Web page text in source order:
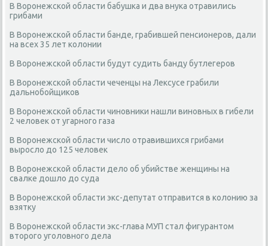
В Воронежской области бабушка и два внука отравились
грибами
В Воронежской области банде, грабившей пенсионеров, дали
на всех 35 лет колонии
В Воронежской области будут судить банду бутлегеров
В Воронежской области чеченцы на Лексусе грабили
дальнобойщиков
В Воронежской области чиновники нашли виновных в гибели
2 человек от угарного газа
В Воронежской области число отравившихся грибами
выросло до 125 человек
В Воронежской области дело об убийстве женщины на
свалке дошло до суда
В Воронежской области экс-депутат отправится в колонию за
взятку
В Воронежской области экс-глава МУП стал фигурантом
второго уголовного дела